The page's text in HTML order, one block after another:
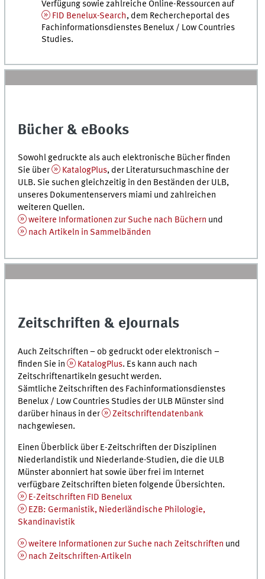
Verfügung sowie zahlreiche Online-Ressourcen auf
FID Benelux-Search, dem Rechercheportal des
Fachinformationsdienstes Benelux / Low Countries
Studies.
Bücher & eBooks
Sowohl gedruckte als auch elektronische Bücher finden
Sie über
KatalogPlus, der Literatursuchmaschine der
ULB. Sie suchen gleichzeitig in den Beständen der ULB,
unseres Dokumentenservers miami und zahlreichen
weiteren Quellen.
weitere Informationen zur Suche nach Büchern und
nach Artikeln in Sammelbänden
Zeitschriften & eJournals
Auch Zeitschriften – ob gedruckt oder elektronisch –
finden Sie in
KatalogPlus. Es kann auch nach
Zeitschriftenartikeln gesucht werden.
Sämtliche Zeitschriften des Fachinformationsdienstes
Benelux / Low Countries Studies der ULB Münster sind
darüber hinaus in der
Zeitschriftendatenbank
nachgewiesen.
Einen Überblick über E-Zeitschriften der Disziplinen
Niederlandistik und Niederlande-Studien, die die ULB
Münster abonniert hat sowie über frei im Internet
verfügbare Zeitschriften bieten folgende Übersichten.
E-Zeitschriften FID Benelux
EZB: Germanistik, Niederländische Philologie,
Skandinavistik
weitere Informationen zur Suche nach Zeitschriften und
nach Zeitschriften-Artikeln